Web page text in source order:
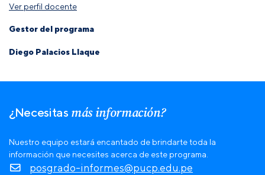
Ver perfil docente
Gestor del programa
Diego Palacios Llaque
¿Necesitas más información?
Nuestro equipo estará encantado de brindarte toda la
información que necesites acerca de este programa.
posgrado-informes@pucp.edu.pe